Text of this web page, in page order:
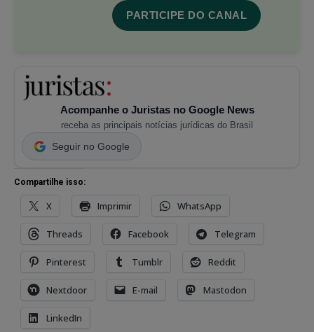
PARTICIPE DO CANAL
Acompanhe o Juristas no Google News
receba as principais notícias jurídicas do Brasil
Seguir no Google
Compartilhe isso:
X Imprimir WhatsApp
Threads Facebook Telegram
Pinterest Tumblr Reddit
Nextdoor E-mail Mastodon
LinkedIn